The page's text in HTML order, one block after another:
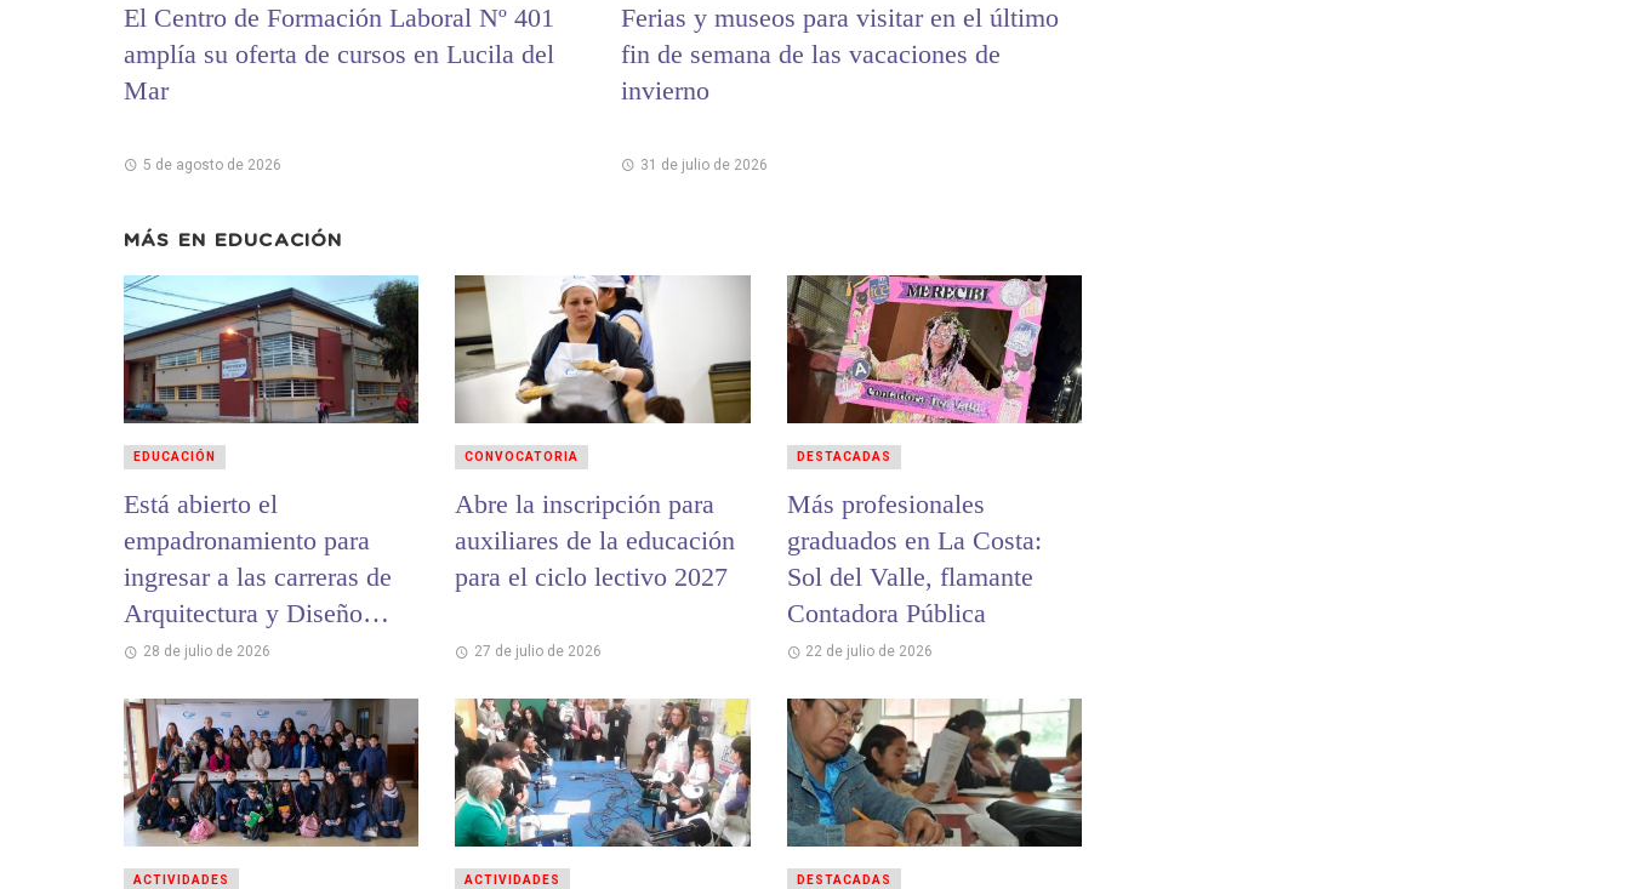
El Centro de Formación Laboral Nº 401
amplía su oferta de cursos en Lucila del
Mar
5 de agosto de 2026
Ferias y museos para visitar en el último
fin de semana de las vacaciones de
invierno
31 de julio de 2026
MÁS EN EDUCACIÓN
Está abierto el
empadronamiento para
ingresar a las carreras de
Arquitectura y Diseño
Gráfico de la UBA
28 de julio de 2026
EDUCACIÓN
Abre la inscripción para
auxiliares de la educación
para el ciclo lectivo 2027
27 de julio de 2026
CONVOCATORIA
Más profesionales
graduados en La Costa:
Sol del Valle, flamante
Contadora Pública
22 de julio de 2026
DESTACADAS
ACTIVIDADES ACTIVIDADES DESTACADAS